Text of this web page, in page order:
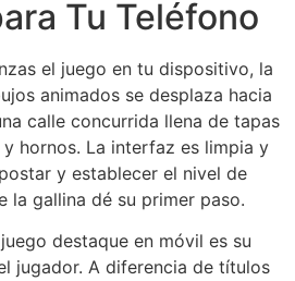
Tu Teléfono
el juego en tu dispositivo, la
animados se desplaza hacia
calle concurrida llena de tapas
hornos. La interfaz es limpia y
y establecer el nivel de
la gallina dé su primer paso.
destaque en móvil es su
jugador. A diferencia de títulos